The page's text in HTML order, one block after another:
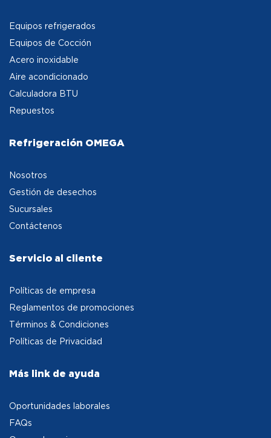
Equipos refrigerados
Equipos de Cocción
Acero inoxidable
Aire acondicionado
Calculadora BTU
Repuestos
Refrigeración OMEGA
Nosotros
Gestión de desechos
Sucursales
Contáctenos
Servicio al cliente
Políticas de empresa
Reglamentos de promociones
Términos & Condiciones
Políticas de Privacidad
Más link de ayuda
Oportunidades laborales
FAQs